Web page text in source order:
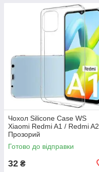
Чохол Silicone Case WS
Xiaomi Redmi A1 / Redmi A2
Прозорий
Готово до відправки
32 ₴